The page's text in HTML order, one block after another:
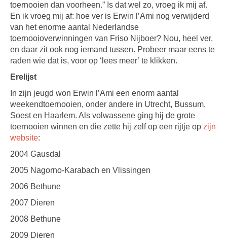
toernooien dan voorheen.” Is dat wel zo, vroeg ik mij af.
En ik vroeg mij af: hoe ver is Erwin l’Ami nog verwijderd
van het enorme aantal Nederlandse
toernooioverwinningen van Friso Nijboer? Nou, heel ver,
en daar zit ook nog iemand tussen. Probeer maar eens te
raden wie dat is, voor op ‘lees meer’ te klikken.
Erelijst
In zijn jeugd won Erwin l’Ami een enorm aantal
weekendtoernooien, onder andere in Utrecht, Bussum,
Soest en Haarlem. Als volwassene ging hij de grote
toernooien winnen en die zette hij zelf op een rijtje op zijn
website:
2004 Gausdal
2005 Nagorno-Karabach en Vlissingen
2006 Bethune
2007 Dieren
2008 Bethune
2009 Dieren